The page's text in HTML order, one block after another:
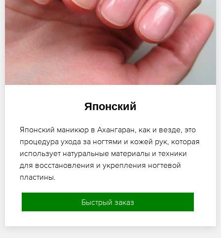
Японский
Японский маникюр в Ахангаран, как и везде, это
процедура ухода за ногтями и кожей рук, которая
использует натуральные материалы и техники
для восстановления и укрепления ногтевой
пластины.
Быстрый заказ